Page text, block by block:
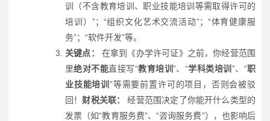
训（不含教育培训、职业技能培训等需取得许可的
培训）”；“组织文化艺术交流活动”；“体育健康服
务”；“软件开发”等。
关键点：
在拿到《办学许可证》之前，你经营范围
里绝对不能直接写“教育培训”、“学科类培训 ”、“职
业技能培训”等需要前置许可的项目，否则会被驳
回！ 财税关联：
经营范围决定了你能开什么类型的
发票（如“教育服务费”、“咨询服务费”），也影响后